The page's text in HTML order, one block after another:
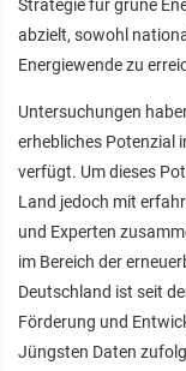
Strategie für grüne
abzielt, sowohl
Energiewende zu
Untersuchungen
erhebliches Potenzial
verfügt. Um dieses
Land jedoch mit
und Experten
im Bereich der
Deutschland ist seit
Förderung und
Jüngsten Daten